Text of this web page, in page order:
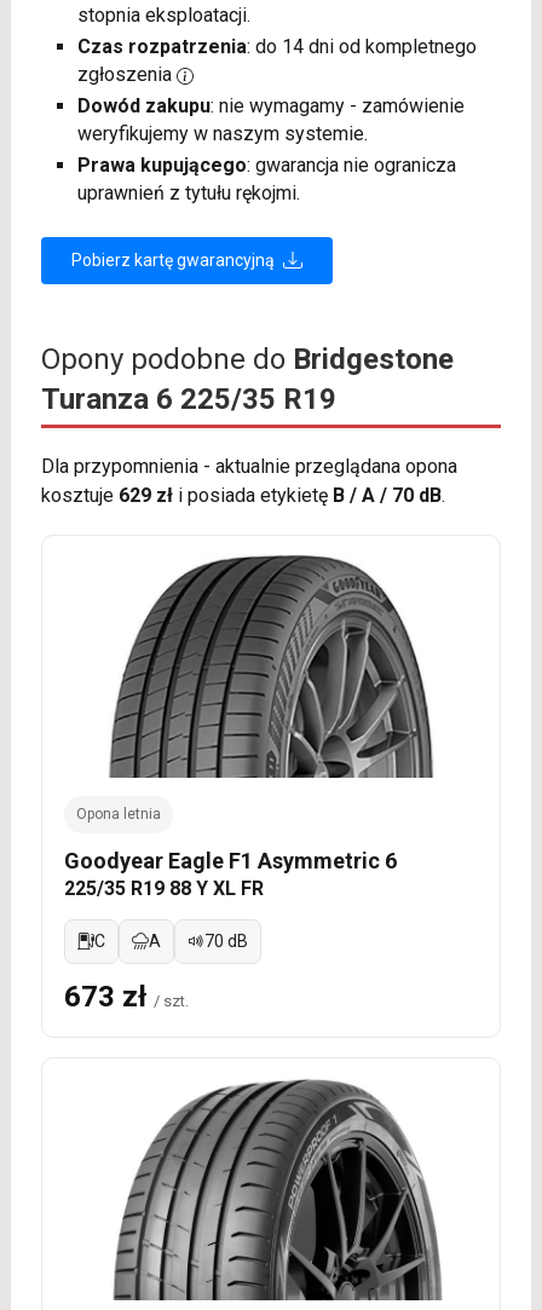
stopnia eksploatacji.
Czas rozpatrzenia: do 14 dni od kompletnego
zgłoszenia
Dowód zakupu: nie wymagamy - zamówienie
weryfikujemy w naszym systemie.
Prawa kupującego: gwarancja nie ogranicza
uprawnień z tytułu rękojmi.
Pobierz kartę gwarancyjną
Opony podobne do Bridgestone
Turanza 6 225/35 R19
Dla przypomnienia - aktualnie przeglądana opona
kosztuje 629 złi posiada etykietę B / A / 70 dB.
Opona letnia
Goodyear Eagle F1 Asymmetric 6
225/35 R19 88 Y XL FR
C A 70 dB
673 zł / szt.